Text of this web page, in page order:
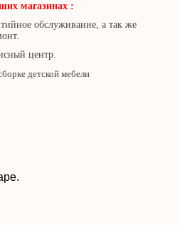
магазинах :
обслуживание, а так же
центр.
детской мебели